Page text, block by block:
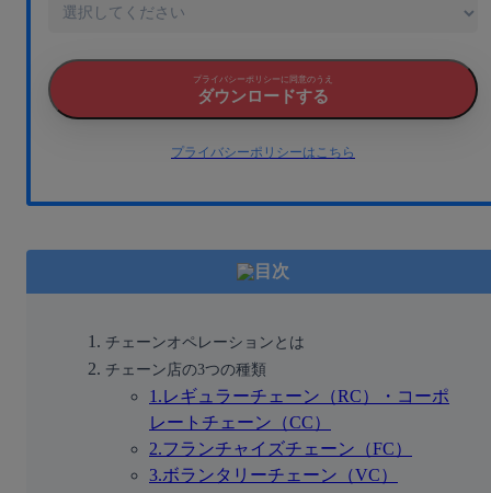
プライバシーポリシーに同意のうえ
ダウンロードする
プライバシーポリシーはこちら
目次
チェーンオペレーションとは
チェーン店の3つの種類
1.レギュラーチェーン（RC）・コーポ
レートチェーン（CC）
2.フランチャイズチェーン（FC）
3.ボランタリーチェーン（VC）